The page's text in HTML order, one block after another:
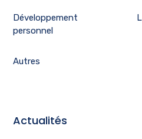
Développement
personnel
Autres
Actualités